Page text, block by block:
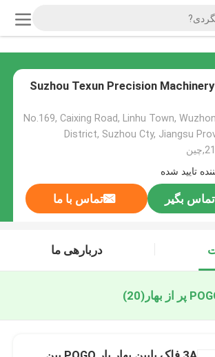
Suzhou Texun Precision
No.169, Caixing Road, Linhu Town,
District, Suzhou Cty, Jiangsu
تایید شده
بگیر تماس با ما
دربارهی ما
(20)